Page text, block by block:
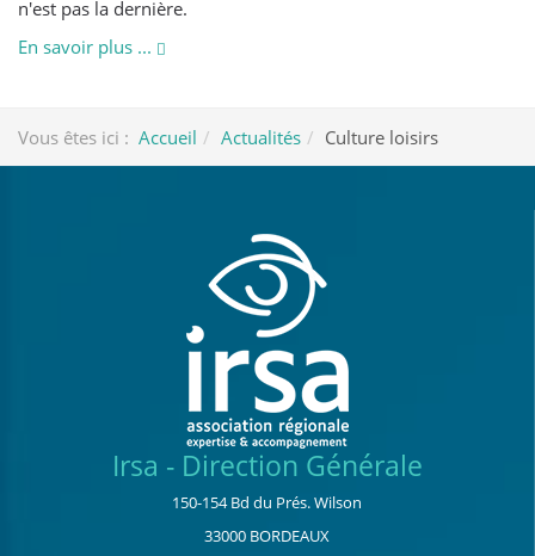
n'est pas la dernière.
En savoir plus ...
Vous êtes ici : Accueil Actualités Culture loisirs
Irsa - Direction Générale
150-154 Bd du Prés. Wilson
33000 BORDEAUX